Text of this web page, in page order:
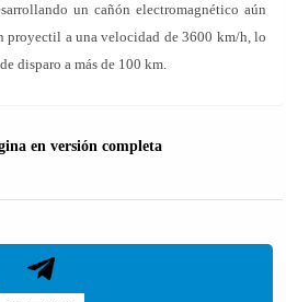
un cañón electromagnético aún
proyectil a una velocidad de 3600 km/h, lo
disparo a más de 100 km.
en versión completa